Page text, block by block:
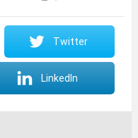
Twitter
LinkedIn